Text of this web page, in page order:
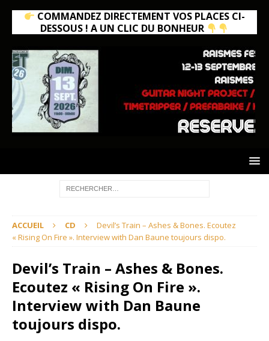
COMMANDEZ DIRECTEMENT VOS PLACES CI-
DESSOUS ! A UN CLIC DU BONHEUR
ACCUEIL CD
Devil’s Train – Ashes & Bones. Ecoutez
« Rising On Fire ». Interview with Dan Baune toujours dispo.
Devil’s Train – Ashes & Bones.
Ecoutez « Rising On Fire ».
Interview with Dan Baune
toujours dispo.